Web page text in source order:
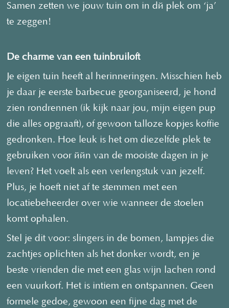
Samen zetten we jouw tuin om in dé plek om ‘ja’
te zeggen!
De charme van een tuinbruiloft
Je eigen tuin heeft al herinneringen. Misschien heb
je daar je eerste barbecue georganiseerd, je hond
zien rondrennen (ik kijk naar jou, mijn eigen pup
die alles opgraaft), of gewoon talloze kopjes koffie
gedronken. Hoe leuk is het om diezelfde plek te
gebruiken voor één van de mooiste dagen in je
leven? Het voelt als een verlengstuk van jezelf.
Plus, je hoeft niet af te stemmen met een
locatiebeheerder over wie wanneer de stoelen
komt ophalen.
Stel je dit voor: slingers in de bomen, lampjes die
zachtjes oplichten als het donker wordt, en je
beste vrienden die met een glas wijn lachen rond
een vuurkorf. Het is intiem en ontspannen. Geen
formele gedoe, gewoon een fijne dag met de